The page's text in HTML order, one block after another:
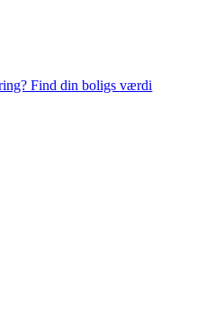
Find din boligs værdi